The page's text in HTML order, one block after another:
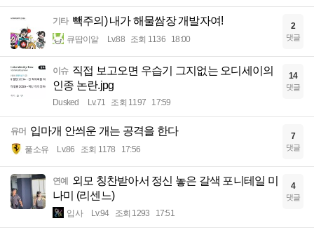
기타 빽주의) 내가 해물쌈장 개발자여!
큐땁이알 Lv.88 조회 1136 18:00
2
댓글
이슈 직접 보고오면 우습기 그지없는 오디세이의
인종 논란.jpg
Dusked Lv.71 조회 1197 17:59
14
댓글
유머 입마개 안씌운 개는 공격을 한다
풀소유 Lv.86 조회 1178 17:56
7
댓글
연예
외모 칭찬받아서 정신 놓은 갈색 포니테일 미
나미 (리센느)
입사 Lv.94 조회 1293 17:51
4
댓글